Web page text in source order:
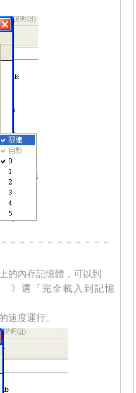
－－－－－－－－－－－
的內存記憶體，可以到
選「完全載入到記憶
速度運行。